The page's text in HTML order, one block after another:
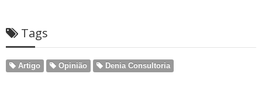
Tags
Artigo Opinião Denia Consultoria